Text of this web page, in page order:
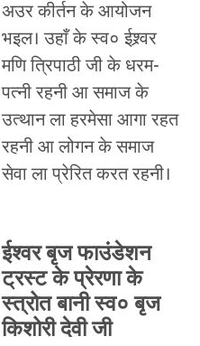
अउर कीर्तन के आयोजन
भइल। उहाँ के स्व० ईश्र्वर
मणि त्रिपाठी जी के धरम-
पत्नी रहनी आ समाज के
उत्थान ला हरमेसा आगा रहत
रहनी आ लोगन के समाज
सेवा ला प्रेरित करत रहनी।
ईश्वर बृज फाउंडेशन
ट्रस्ट के प्रेरणा के
स्त्रोत बानी स्व० बृज
किशोरी देवी जी